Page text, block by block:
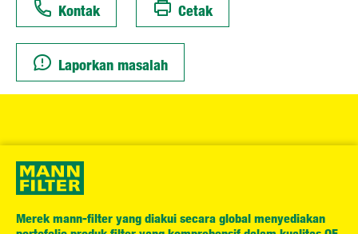
Kontak Cetak
Laporkan masalah
Merek mann-filter yang diakui secara global menyediakan